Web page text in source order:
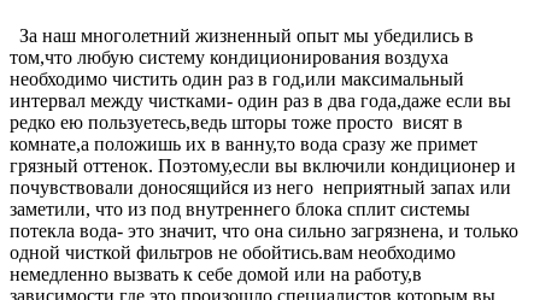
За наш многолетний жизненный опыт мы убедились в
том,что любую систему кондиционирования воздуха
необходимо чистить один раз в год,или максимальный
интервал между чистками- один раз в два года,даже если вы
редко ею пользуетесь,ведь шторы тоже просто висят в
комнате,а положишь их в ванну,то вода сразу же примет
грязный оттенок. Поэтому,если вы включили кондиционер и
почувствовали доносящийся из него неприятный запах или
заметили, что из под внутреннего блока сплит системы
потекла вода- это значит, что она сильно загрязнена, и только
одной чисткой фильтров не обойтись.вам необходимо
немедленно вызвать к себе домой или на работу,в
зависимости где это произошло,специалистов,которым вы